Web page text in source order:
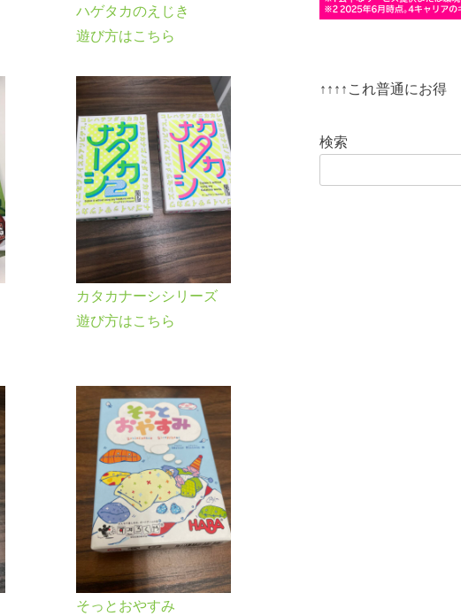
ハゲタカのえじき
遊び方はこちら
カタカナーシシリーズ
遊び方はこちら
そっとおやすみ
↑↑↑↑これ普通にお得
検索